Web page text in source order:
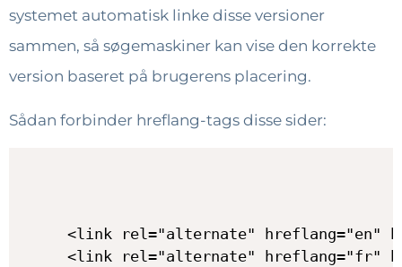
systemet automatisk linke disse versioner
sammen, så søgemaskiner kan vise den korrekte
version baseret på brugerens placering.
Sådan forbinder hreflang-tags disse sider:
<link rel="alternate" hreflang="en"
<link rel="alternate" hreflang="fr"